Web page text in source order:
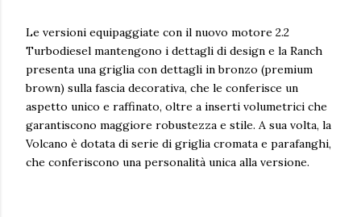
Le versioni equipaggiate con il nuovo motore 2.2
Turbodiesel mantengono i dettagli di design e la Ranch
presenta una griglia con dettagli in bronzo (premium
brown) sulla fascia decorativa, che le conferisce un
aspetto unico e raffinato, oltre a inserti volumetrici che
garantiscono maggiore robustezza e stile. A sua volta, la
Volcano è dotata di serie di griglia cromata e parafanghi,
che conferiscono una personalità unica alla versione.